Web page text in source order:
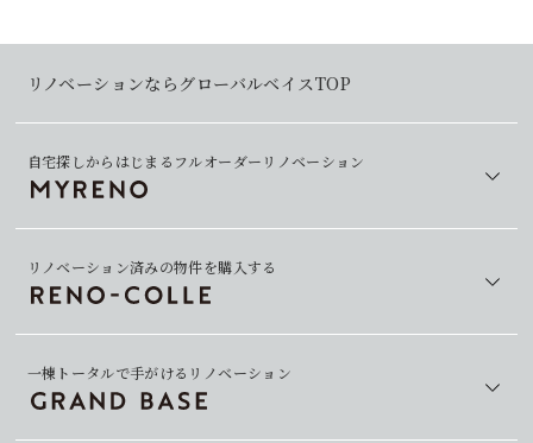
リノベーションならグローバルベイスTOP
自宅探しからはじまるフルオーダーリノベーション
リノベーション済みの物件を購入する
一棟トータルで手がけるリノベーション